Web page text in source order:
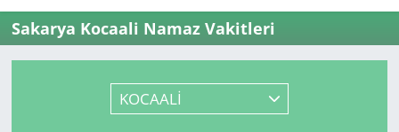
Sakarya Kocaali Namaz Vakitleri
KOCAALİ
Denizli
Genel
Tüm Manşetler
Son Dakika Haberleri
Haber Arşivi